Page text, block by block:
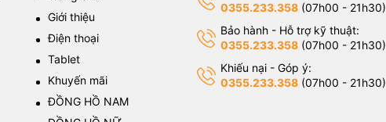
Giới thiệu
Điện thoại
Tablet
Khuyến mãi
ĐỒNG HỒ NAM
0355.233.358(07h00 - 21h30)
Bảo hành - Hỗ trợ kỹ thuật:
0355.233.358(07h00 - 21h30)
Khiếu nại - Góp ý:
0355.233.358(07h00 - 21h30)